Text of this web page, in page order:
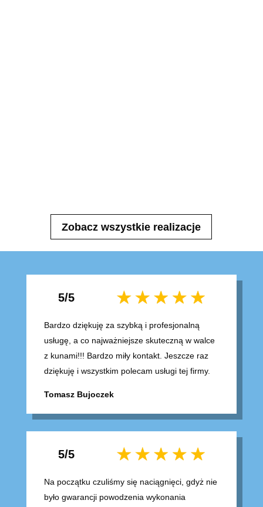
Zobacz wszystkie realizacje
5/5
Bardzo dziękuję za szybką i profesjonalną
usługę, a co najważniejsze skuteczną w walce
z kunami!!! Bardzo miły kontakt. Jeszcze raz
dziękuję i wszystkim polecam usługi tej firmy.
Tomasz Bujoczek
5/5
Na początku czuliśmy się naciągnięci, gdyż nie
było gwarancji powodzenia wykonania